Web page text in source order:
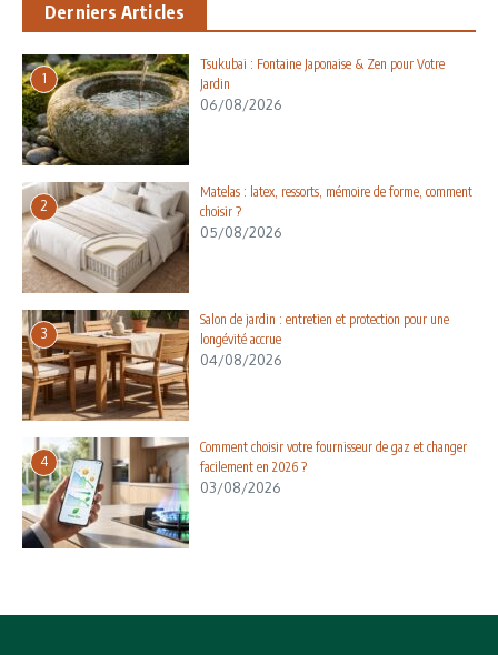
Derniers Articles
1
Tsukubai : Fontaine Japonaise & Zen pour Votre
Jardin
06/08/2026
2
Matelas : latex, ressorts, mémoire de forme, comment
choisir ?
05/08/2026
3
Salon de jardin : entretien et protection pour une
longévité accrue
04/08/2026
4
Comment choisir votre fournisseur de gaz et changer
facilement en 2026 ?
03/08/2026